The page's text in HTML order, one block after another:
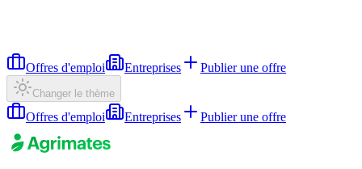
Offres d'emploi Entreprises Publier une offre
Changer le thème
Offres d'emploi Entreprises Publier une offre